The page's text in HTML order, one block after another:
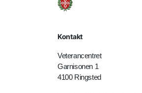
Kontakt
Veterancentret
Garnisonen 1
4100 Ringsted